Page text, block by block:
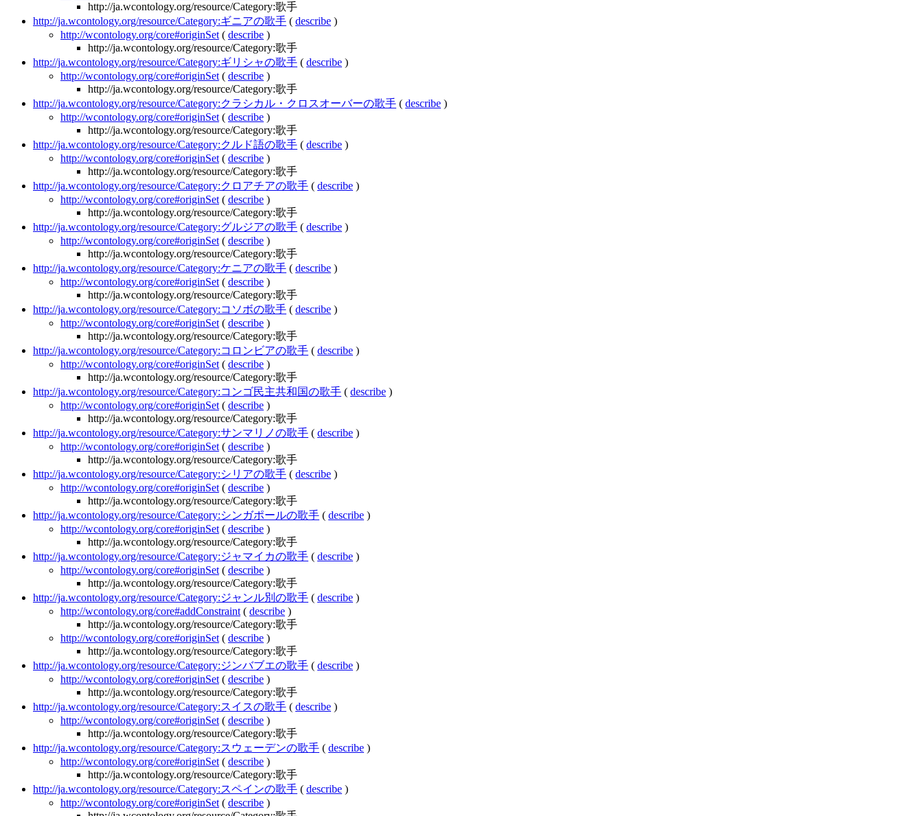
http://ja.wcontology.org/resource/Category:歌手
http://ja.wcontology.org/resource/Category:ギニアの歌手 ( describe )
http://wcontology.org/core#originSet ( describe )
http://ja.wcontology.org/resource/Category:歌手
http://ja.wcontology.org/resource/Category:ギリシャの歌手 ( describe )
http://wcontology.org/core#originSet ( describe )
http://ja.wcontology.org/resource/Category:歌手
http://ja.wcontology.org/resource/Category:クラシカル・クロスオーバーの歌手 ( describe )
http://wcontology.org/core#originSet ( describe )
http://ja.wcontology.org/resource/Category:歌手
http://ja.wcontology.org/resource/Category:クルド語の歌手 ( describe )
http://wcontology.org/core#originSet ( describe )
http://ja.wcontology.org/resource/Category:歌手
http://ja.wcontology.org/resource/Category:クロアチアの歌手 ( describe )
http://wcontology.org/core#originSet ( describe )
http://ja.wcontology.org/resource/Category:歌手
http://ja.wcontology.org/resource/Category:グルジアの歌手 ( describe )
http://wcontology.org/core#originSet ( describe )
http://ja.wcontology.org/resource/Category:歌手
http://ja.wcontology.org/resource/Category:ケニアの歌手 ( describe )
http://wcontology.org/core#originSet ( describe )
http://ja.wcontology.org/resource/Category:歌手
http://ja.wcontology.org/resource/Category:コソボの歌手 ( describe )
http://wcontology.org/core#originSet ( describe )
http://ja.wcontology.org/resource/Category:歌手
http://ja.wcontology.org/resource/Category:コロンビアの歌手 ( describe )
http://wcontology.org/core#originSet ( describe )
http://ja.wcontology.org/resource/Category:歌手
http://ja.wcontology.org/resource/Category:コンゴ民主共和国の歌手 ( describe )
http://wcontology.org/core#originSet ( describe )
http://ja.wcontology.org/resource/Category:歌手
http://ja.wcontology.org/resource/Category:サンマリノの歌手 ( describe )
http://wcontology.org/core#originSet ( describe )
http://ja.wcontology.org/resource/Category:歌手
http://ja.wcontology.org/resource/Category:シリアの歌手 ( describe )
http://wcontology.org/core#originSet ( describe )
http://ja.wcontology.org/resource/Category:歌手
http://ja.wcontology.org/resource/Category:シンガポールの歌手 ( describe )
http://wcontology.org/core#originSet ( describe )
http://ja.wcontology.org/resource/Category:歌手
http://ja.wcontology.org/resource/Category:ジャマイカの歌手 ( describe )
http://wcontology.org/core#originSet ( describe )
http://ja.wcontology.org/resource/Category:歌手
http://ja.wcontology.org/resource/Category:ジャンル別の歌手 ( describe )
http://wcontology.org/core#addConstraint ( describe )
http://ja.wcontology.org/resource/Category:歌手
http://wcontology.org/core#originSet ( describe )
http://ja.wcontology.org/resource/Category:歌手
http://ja.wcontology.org/resource/Category:ジンバブエの歌手 ( describe )
http://wcontology.org/core#originSet ( describe )
http://ja.wcontology.org/resource/Category:歌手
http://ja.wcontology.org/resource/Category:スイスの歌手 ( describe )
http://wcontology.org/core#originSet ( describe )
http://ja.wcontology.org/resource/Category:歌手
http://ja.wcontology.org/resource/Category:スウェーデンの歌手 ( describe )
http://wcontology.org/core#originSet ( describe )
http://ja.wcontology.org/resource/Category:歌手
http://ja.wcontology.org/resource/Category:スペインの歌手 ( describe )
http://wcontology.org/core#originSet ( describe )